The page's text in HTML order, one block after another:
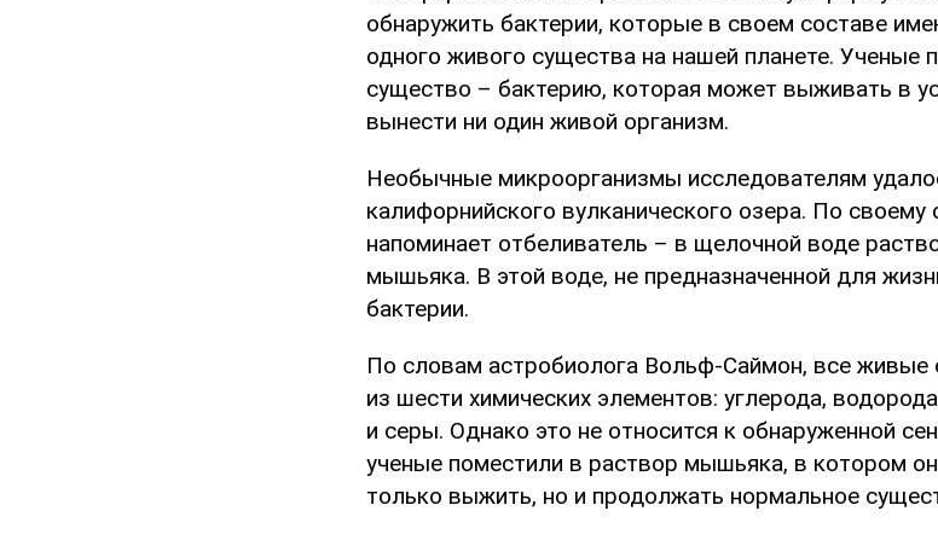
обнаружить бактерии, которые в своем составе
одного живого существа на нашей планете. Ученые
существо – бактерию, которая может выживать в
вынести ни один живой организм.
Необычные микроорганизмы исследователям
калифорнийского вулканического озера. По своему
напоминает отбеливатель – в щелочной воде
мышьяка. В этой воде, не предназначенной для
бактерии.
По словам астробиолога Вольф-Саймон, все живые
из шести химических элементов: углерода,
и серы. Однако это не относится к обнаруженной
ученые поместили в раствор мышьяка, в котором
только выжить, но и продолжать нормальное